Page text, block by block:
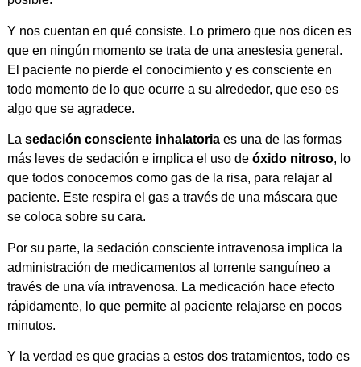
Y nos cuentan en qué consiste. Lo primero que nos dicen es
que en ningún momento se trata de una anestesia general.
El paciente no pierde el conocimiento y es consciente en
todo momento de lo que ocurre a su alrededor, que eso es
algo que se agradece.
La sedación consciente inhalatoriaes una de las formas
más leves de sedación e implica el uso de óxido nitroso, lo
que todos conocemos como gas de la risa, para relajar al
paciente. Este respira el gas a través de una máscara que
se coloca sobre su cara.
Por su parte, la sedación consciente intravenosa implica la
administración de medicamentos al torrente sanguíneo a
través de una vía intravenosa. La medicación hace efecto
rápidamente, lo que permite al paciente relajarse en pocos
minutos.
Y la verdad es que gracias a estos dos tratamientos, todo es